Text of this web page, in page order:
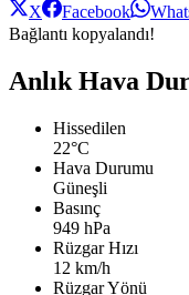
X Facebook
Bağlantı kopyalandı!
Anlık Hava
Hissedilen
22°C
Hava Durumu
Güneşli
Basınç
949 hPa
Rüzgar Hızı
12 km/h
Rüzgar Yönü